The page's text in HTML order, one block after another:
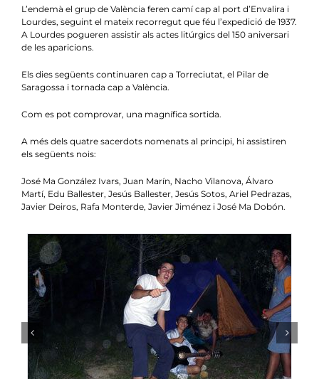
L’endemà el grup de València feren camí cap al port d’Envalira i
Lourdes, seguint el mateix recorregut que féu l’expedició de 1937.
A Lourdes pogueren assistir als actes litúrgics del 150 aniversari
de les aparicions.
Els dies següents continuaren cap a Torreciutat, el Pilar de
Saragossa i tornada cap a València.
Com es pot comprovar, una magnífica sortida.
A més dels quatre sacerdots nomenats al principi, hi assistiren
els següents nois:
José Ma González Ivars, Juan Marín, Nacho Vilanova, Álvaro
Martí, Edu Ballester, Jesús Ballester, Jesús Sotos, Ariel Pedrazas,
Javier Deiros, Rafa Monterde, Javier Jiménez i José Ma Dobón.